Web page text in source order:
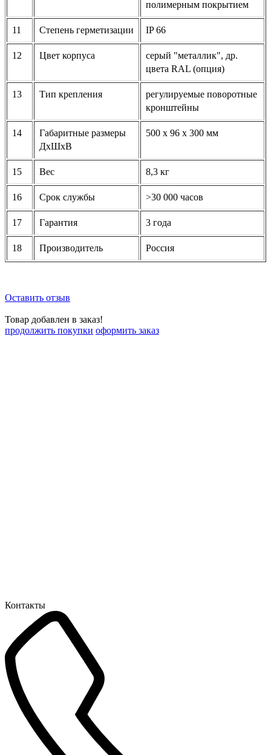
полимерным покрытием
11 Степень герметизации IP 66
12 Цвет корпуса
серый "металлик", др.
цвета RAL (опция)
13 Тип крепления
регулируемые поворотные
кронштейны
14
Габаритные размеры
ДхШхВ
500 х 96 х 300 мм
15 Вес 8,3 кг
16 Срок службы >30 000 часов
17 Гарантия 3 года
18 Производитель Россия
Оставить отзыв
Товар добавлен в заказ!
продолжить покупки оформить заказ
Контакты